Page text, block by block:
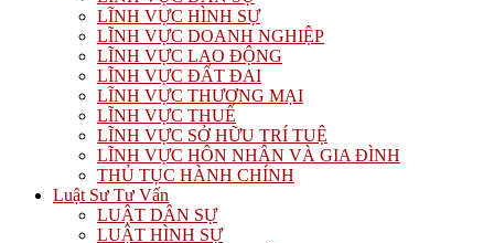
LĨNH VỰC HÌNH SỰ
LĨNH VỰC DOANH NGHIỆP
LĨNH VỰC LAO ĐỘNG
LĨNH VỰC ĐẤT ĐAI
LĨNH VỰC THƯƠNG MẠI
LĨNH VỰC THUẾ
LĨNH VỰC SỞ HỮU TRÍ TUỆ
LĨNH VỰC HÔN NHÂN VÀ GIA ĐÌNH
THỦ TỤC HÀNH CHÍNH
Luật Sư Tư Vấn
LUẬT DÂN SỰ
LUẬT HÌNH SỰ